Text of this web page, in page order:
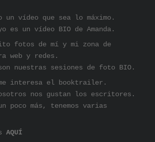
un vídeo que sea lo máximo.
es un vídeo BIO de Amanda.
fotos de mí y mi zona de
web y redes.
nuestras sesiones de foto BIO.
interesa el booktrailer.
nos gustan los escritores.
poco más, tenemos varias
AQUÍ